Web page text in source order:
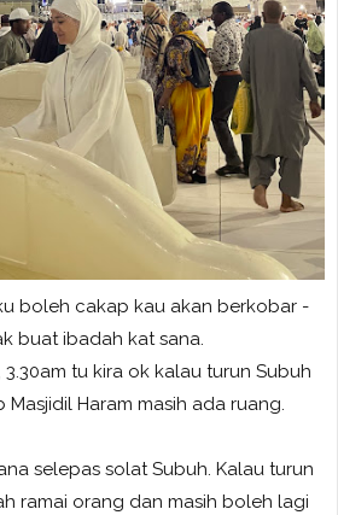
boleh cakap kau akan berkobar -
buat ibadah kat sana.
tu kira ok kalau turun Subuh
Masjidil Haram masih ada ruang.
selepas solat Subuh. Kalau turun
ramai orang dan masih boleh lagi